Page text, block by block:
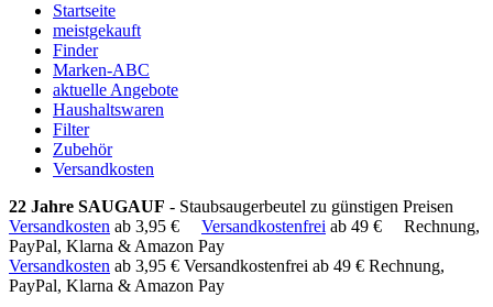
Startseite
meistgekauft
Finder
Marken-ABC
aktuelle Angebote
Haushaltswaren
Filter
Zubehör
Versandkosten
22 Jahre SAUGAUF - Staubsaugerbeutel zu günstigen Preisen
Versandkosten ab 3,95 € Versandkostenfrei ab 49 €
Rechnung,
PayPal, Klarna & Amazon Pay
Versandkosten ab 3,95 € Versandkostenfrei ab 49 € Rechnung,
PayPal, Klarna & Amazon Pay